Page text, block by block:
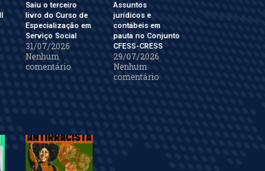
Saiu o terceiro
livro do Curso de
Especialização em
Serviço Social
31/07/2026
Nenhum
comentário
Assuntos
jurídicos e
contábeis em
pauta no Conjunto
CFESS-CRESS
29/07/2026
Nenhum
comentário